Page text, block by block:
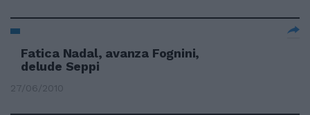
Fatica Nadal, avanza Fognini,
delude Seppi
27/06/2010